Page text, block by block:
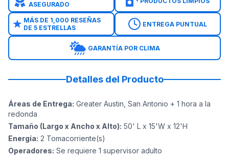
ASEGURADO
MÁS DE 1,000 RESEÑAS
DE 5 ESTRELLAS
ENTREGA PUNTUAL
GARANTÍA POR CLIMA
Detalles del Producto
Áreas de Entrega: Greater Austin, San Antonio + 1 hora a la
redonda
Tamaño (Largo x Ancho x Alto): 50' L x 15'W x 12'H
Energía: 2 Tomacorriente(s)
Operadores: Se requiere 1 supervisor adulto